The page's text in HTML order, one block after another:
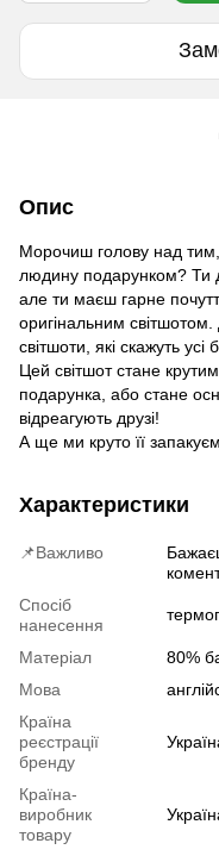
Опис
Морочиш голову над тим,
людину подарунком? Ти
але ти маєш гарне
оригінальним
світшоти, які скажуть усі
Цей світшот стане
подарунка, або стане
відреагують друзі!
А ще ми круто її
Характеристики
📌Важливо
Спосіб
нанесення
Матеріал
80%
Мова
Країна
реєстрації
бренду
Країна-
виробник
товару